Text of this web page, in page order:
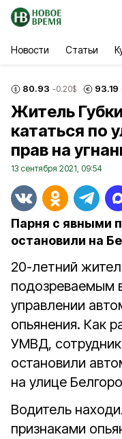
Новости Статьи
80.93 -0.20$ 93.19
Житель
кататься по
прав на
13 сентября 2021, 09:54
Парня с явными
остановили на
20-летний
подозреваемым
управлении
опьянения. Как
УМВД,
остановили
на улице
Водитель
признаками